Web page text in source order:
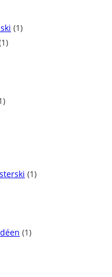
(1)
(1)
(1)